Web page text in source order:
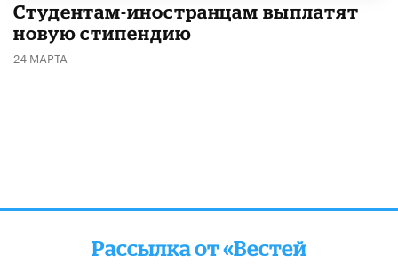
Студентам-иностранцам выплатят
новую стипендию
24 МАРТА
Рассылка от «Вестей